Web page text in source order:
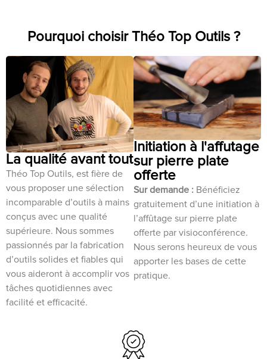
Pourquoi choisir Théo Top Outils ?
La qualité avant tout
Théo Top Outils, est fière de
vous proposer une sélection
incomparable d’outils à mains
conçus avec une qualité
supérieure. Nous sommes
passionnés par la fabrication
d’outils solides et fiables qui
vous aideront à accomplir vos
tâches quotidiennes avec
facilité et efficacité.
Initiation à l'affutage
sur pierre plate
offerte
Sur demande : Bénéficiez
gratuitement d’une initiation à
l’affûtage sur pierre plate
offerte par visioconférence.
Nous serons heureux de vous
apporter les bases de cette
pratique.